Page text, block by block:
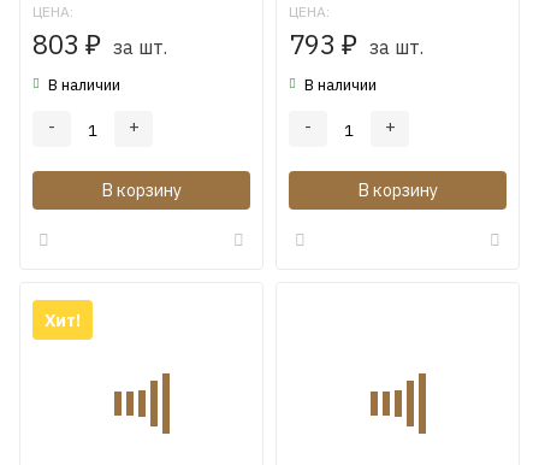
ЦЕНА:
803 ₽ за шт.
В наличии
- +
В корзину
ЦЕНА:
793 ₽ за шт.
В наличии
- +
В корзину
Хит!